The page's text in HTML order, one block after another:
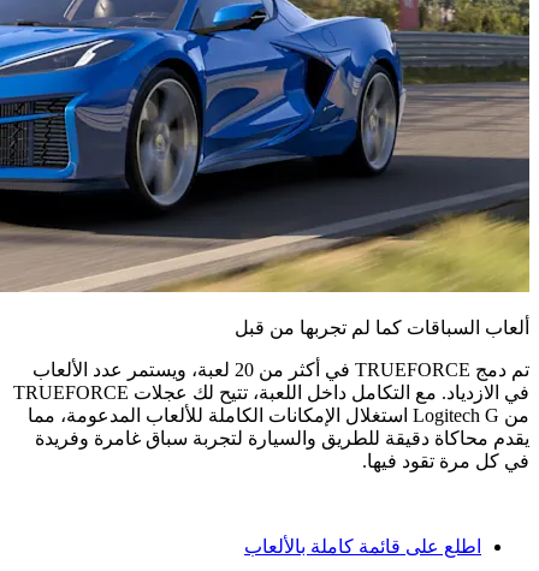
ألعاب السباقات كما لم تجربها من قبل
تم دمج TRUEFORCE في أكثر من 20 لعبة، ويستمر عدد الألعاب
في الازدياد. مع التكامل داخل اللعبة، تتيح لك عجلات TRUEFORCE
من Logitech G استغلال الإمكانات الكاملة للألعاب المدعومة، مما
يقدم محاكاة دقيقة للطريق والسيارة لتجربة سباق غامرة وفريدة
في كل مرة تقود فيها.
اطلع على قائمة كاملة بالألعاب